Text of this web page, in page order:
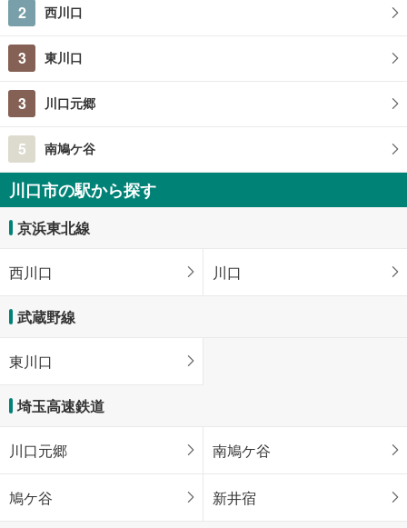
2 西川口
3 東川口
3 川口元郷
5 南鳩ケ谷
川口市の駅から探す
京浜東北線
西川口 川口
武蔵野線
東川口
埼玉高速鉄道
川口元郷 南鳩ケ谷
鳩ケ谷 新井宿